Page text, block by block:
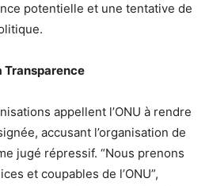
potentielle et une tentative de
Transparence
appellent l’ONU à rendre
accusant l’organisation de
jugé répressif. “Nous prenons
et coupables de l’ONU”,